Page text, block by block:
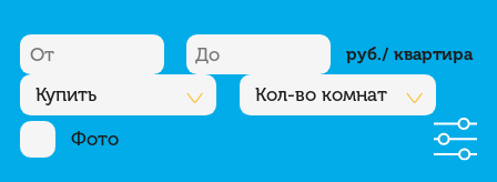
Купить Кол-во комнат
руб./ квартира
Фото